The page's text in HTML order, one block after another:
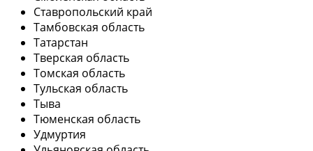
Ставропольский край
Тамбовская область
Татарстан
Тверская область
Томская область
Тульская область
Тыва
Тюменская область
Удмуртия